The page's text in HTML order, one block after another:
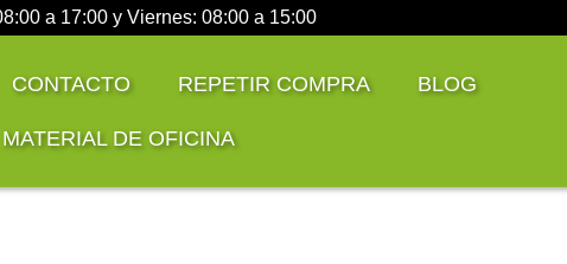
a 17:00 y Viernes: 08:00 a 15:00
CONTACTO REPETIR COMPRA BLOG
MATERIAL DE OFICINA